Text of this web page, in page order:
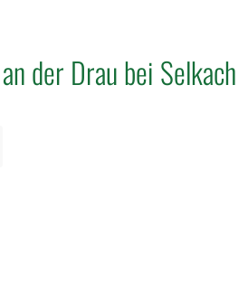
der Drau bei Selkach